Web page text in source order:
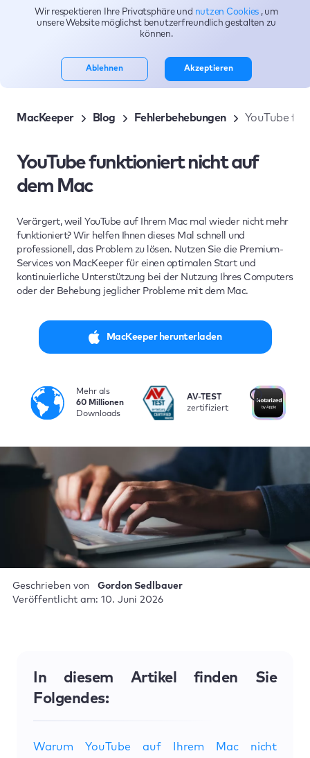
Themen
MacKeeper Blog Fehlerbehebungen YouTube
YouTube funktioniert nicht auf
dem Mac
Verärgert, weil YouTube auf Ihrem Mac mal wieder nicht mehr
funktioniert? Wir helfen Ihnen dieses Mal schnell und
professionell, das Problem zu lösen. Nutzen Sie die Premium-
Services von MacKeeper für einen optimalen Start und
kontinuierliche Unterstützung bei der Nutzung Ihres Computers
oder der Behebung jeglicher Probleme mit dem Mac.
MacKeeper herunterladen
Mehr als
60 Millionen
Downloads
i
AV-TEST
zertifiziert
Geschrieben von
Gordon Sedlbauer
Veröffentlicht am: 10. Juni 2026
In diesem Artikel finden Sie
Folgendes:
Warum YouTube auf Ihrem Mac nicht
Wir respektieren Ihre Privatsphäre und nutzen Cookies , um
unsere Website möglichst benutzerfreundlich gestalten zu
können.
Ablehnen Akzeptieren